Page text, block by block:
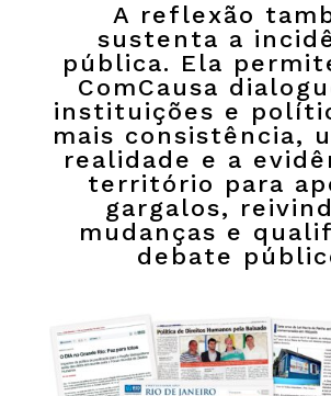
A reflexão
sustenta a
pública. Ela
ComCausa
instituições e
mais consistência,
realidade e a
território para
gargalos,
mudanças e
debate